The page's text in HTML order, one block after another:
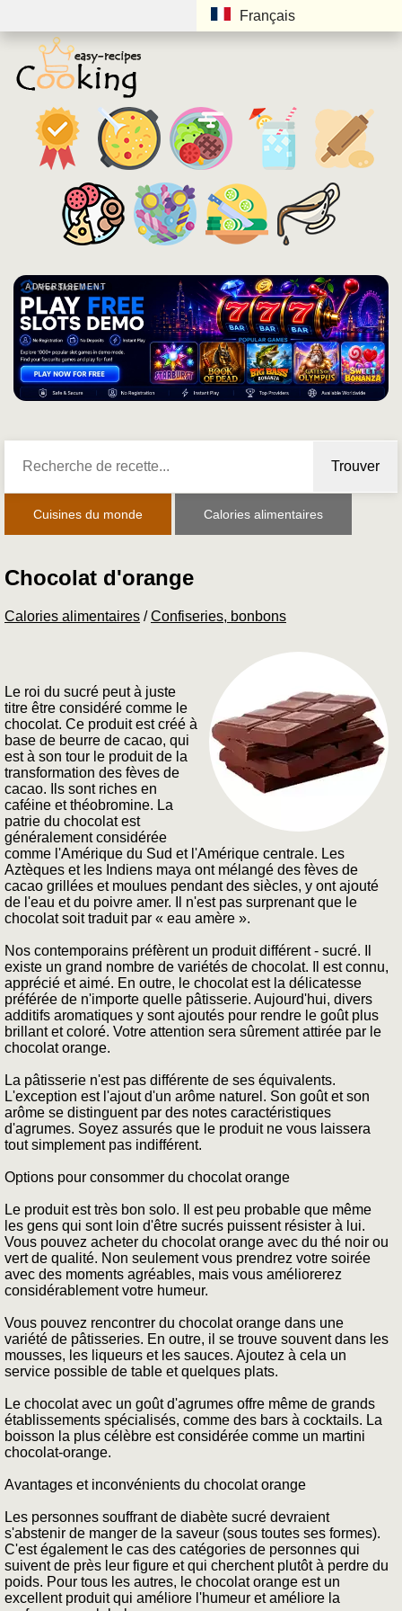
Français
ADVERTISEMENT
Trouver
Cuisines du monde Calories alimentaires
Chocolat d'orange
Calories alimentaires /Confiseries, bonbons
Le roi du sucré peut à juste
titre être considéré comme le
chocolat. Ce produit est créé à
base de beurre de cacao, qui
est à son tour le produit de la
transformation des fèves de
cacao. Ils sont riches en
caféine et théobromine. La
patrie du chocolat est
généralement considérée
comme l'Amérique du Sud et l'Amérique centrale. Les
Aztèques et les Indiens maya ont mélangé des fèves de
cacao grillées et moulues pendant des siècles, y ont ajouté
de l'eau et du poivre amer. Il n'est pas surprenant que le
chocolat soit traduit par « eau amère ».
Nos contemporains préfèrent un produit différent - sucré. Il
existe un grand nombre de variétés de chocolat. Il est connu,
apprécié et aimé. En outre, le chocolat est la délicatesse
préférée de n'importe quelle pâtisserie. Aujourd'hui, divers
additifs aromatiques y sont ajoutés pour rendre le goût plus
brillant et coloré. Votre attention sera sûrement attirée par le
chocolat orange.
La pâtisserie n'est pas différente de ses équivalents.
L'exception est l'ajout d'un arôme naturel. Son goût et son
arôme se distinguent par des notes caractéristiques
d'agrumes. Soyez assurés que le produit ne vous laissera
tout simplement pas indifférent.
Options pour consommer du chocolat orange
Le produit est très bon solo. Il est peu probable que même
les gens qui sont loin d'être sucrés puissent résister à lui.
Vous pouvez acheter du chocolat orange avec du thé noir ou
vert de qualité. Non seulement vous prendrez votre soirée
avec des moments agréables, mais vous améliorerez
considérablement votre humeur.
Vous pouvez rencontrer du chocolat orange dans une
variété de pâtisseries. En outre, il se trouve souvent dans les
mousses, les liqueurs et les sauces. Ajoutez à cela un
service possible de table et quelques plats.
Le chocolat avec un goût d'agrumes offre même de grands
établissements spécialisés, comme des bars à cocktails. La
boisson la plus célèbre est considérée comme un martini
chocolat-orange.
Avantages et inconvénients du chocolat orange
Les personnes souffrant de diabète sucré devraient
s'abstenir de manger de la saveur (sous toutes ses formes).
C'est également le cas des catégories de personnes qui
suivent de près leur figure et qui cherchent plutôt à perdre du
poids. Pour tous les autres, le chocolat orange est un
excellent produit qui améliore l'humeur et améliore la